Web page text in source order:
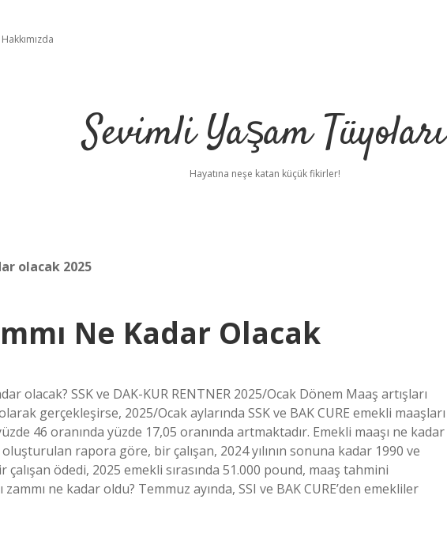
Hakkımızda
Sevimli Yaşam Tüyoları
Hayatına neşe katan küçük fikirler!
olacak 2025
Ne Kadar Olacak
olacak? SSK ve DAK-KUR RENTNER 2025/Ocak Dönem Maaş artışları
gerçekleşirse, 2025/Ocak aylarında SSK ve BAK CURE emekli maaşları
46 oranında yüzde 17,05 oranında artmaktadır. Emekli maaşı ne kadar
rapora göre, bir çalışan, 2024 yılının sonuna kadar 1990 ve
çalışan ödedi, 2025 emekli sırasında 51.000 pound, maaş tahmini
ne kadar oldu? Temmuz ayında, SSI ve BAK CURE’den emekliler